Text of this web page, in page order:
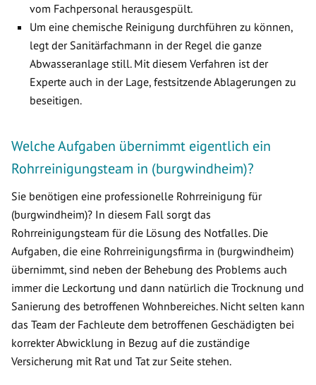
vom Fachpersonal herausgespült.
Um eine chemische Reinigung durchführen zu können,
legt der Sanitärfachmann in der Regel die ganze
Abwasseranlage still. Mit diesem Verfahren ist der
Experte auch in der Lage, festsitzende Ablagerungen zu
beseitigen.
Welche Aufgaben übernimmt eigentlich ein
Rohrreinigungsteam in (burgwindheim)?
Sie benötigen eine professionelle Rohrreinigung für
(burgwindheim)? In diesem Fall sorgt das
Rohrreinigungsteam für die Lösung des Notfalles. Die
Aufgaben, die eine Rohrreinigungsfirma in (burgwindheim)
übernimmt, sind neben der Behebung des Problems auch
immer die Leckortung und dann natürlich die Trocknung und
Sanierung des betroffenen Wohnbereiches. Nicht selten kann
das Team der Fachleute dem betroffenen Geschädigten bei
korrekter Abwicklung in Bezug auf die zuständige
Versicherung mit Rat und Tat zur Seite stehen.